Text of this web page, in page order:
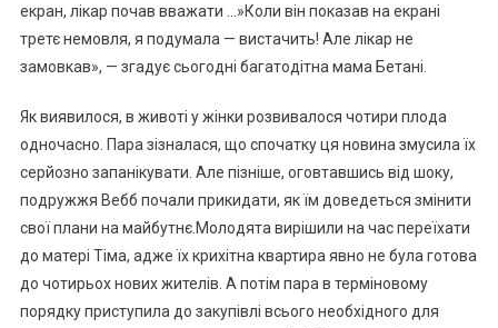
екран, лікар почав вважати …»Коли він показав на екрані
третє немовля, я подумала — вистачить! Але лікар не
замовкав», — згадує сьогодні багатодітна мама Бетані.
Як виявилося, в животі у жінки розвивалося чотири плода
одночасно. Пара зізналася, що спочатку ця новина змусила їх
серйозно запанікувати. Але пізніше, оговтавшись від шоку,
подружжя Вебб почали прикидати, як їм доведеться змінити
свої плани на майбутнє.Молодята вирішили на час переїхати
до матері Тіма, адже їх крихітна квартира явно не була готова
до чотирьох нових жителів. А потім пара в терміновому
порядку приступила до закупівлі всього необхідного для